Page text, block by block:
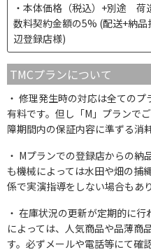
本体価格（税込）+別途 荷
数料契約金額の5% (配送+納
辺登録店様)
TMCプランについて
修理発生時の対応は全ての
有料です。但し「M」プランで
障期間内の保証内容に準ずる消
Mプランでの登録店からの納
も機械によっては水田や畑の捕
係で実演指導をしない場合もあり
在庫状況の更新が定期的に
によっては、人気商品や品薄商
す。必ずメールや電話等にて確